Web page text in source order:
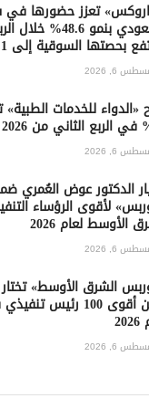
تعزز حضورها في
السعودي بنمو
بحصتها السوقية إلى 1.1%
6, 2026
«الدواء للخدمات
6, 2026
الدكتور عوض العُمري
لأقوى الرؤساء
الأوسط لعام 2026
6, 2026
الشرق الأوسط»
ضمن أقوى 100 رئيس
6, 2026